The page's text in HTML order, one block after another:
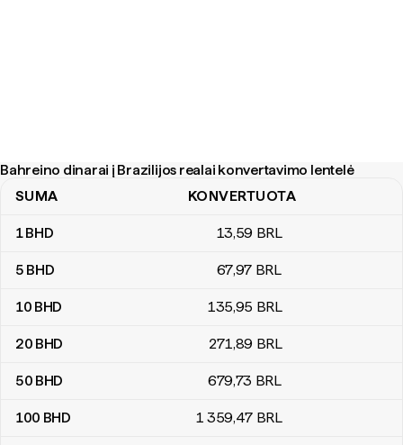
Bahreino dinarai į Brazilijos realai konvertavimo lentelė
Bahreino dinarai į Brazilijos realai konvertavimo lentelė
SUMA KONVERTUOTA
1BHD 13,59 BRL
5 BHD 67,97 BRL
10 BHD 135,95 BRL
20 BHD 271,89 BRL
50 BHD 679,73 BRL
100 BHD 1 359,47 BRL